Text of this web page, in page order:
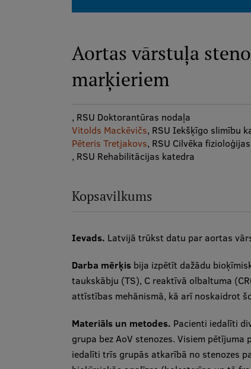
Aortas vārstuļa
marķieriem
, RSU Doktorantūras nodaļa
Vitolds Mackēvičs, RSU Iekšķīgo slimību
Pēteris Tretjakovs, RSU Cilvēka
, RSU Rehabilitācijas katedra
Kopsavilkums
Ievads. Latvijā trūkst datu par aortas
Darba mērķisbija izpētīt dažādu
taukskābju (TS), C reaktīvā olbaltuma
attīstības mehānismā, kā arī noskaidrot
Materiāls un metodes. Pacienti iedalīti
grupa bez AoV stenozes. Visiem
iedalīti trīs grupās atkarībā no stenozes